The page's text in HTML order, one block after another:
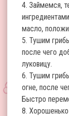
4. Займемся,
масло,
5. Тушим
после чего
луковицу.
6. Тушим
огне, после
Быстро
8.